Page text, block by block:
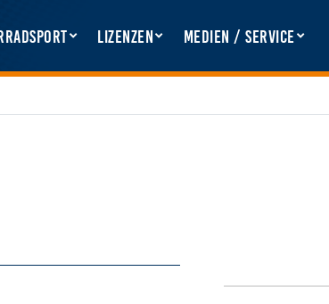
Lizenzen Medien / Service